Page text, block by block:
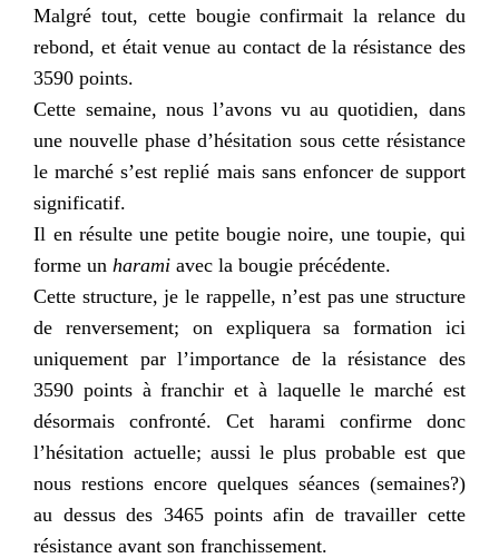
Malgré tout, cette bougie confirmait la relance du
rebond, et était venue au contact de la résistance des
3590 points.
Cette semaine, nous l’avons vu au quotidien, dans
une nouvelle phase d’hésitation sous cette résistance
le marché s’est replié mais sans enfoncer de support
significatif.
Il en résulte une petite bougie noire, une toupie, qui
forme un harami avec la bougie précédente.
Cette structure, je le rappelle, n’est pas une structure
de renversement; on expliquera sa formation ici
uniquement par l’importance de la résistance des
3590 points à franchir et à laquelle le marché est
désormais confronté. Cet harami confirme donc
l’hésitation actuelle; aussi le plus probable est que
nous restions encore quelques séances (semaines?)
au dessus des 3465 points afin de travailler cette
résistance avant son franchissement.